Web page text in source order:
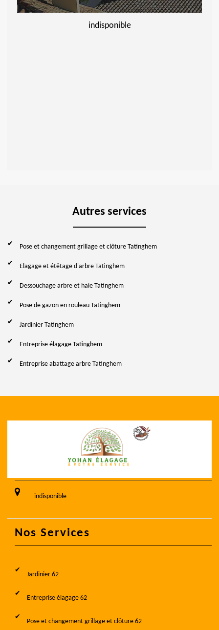
indisponible
Autres services
Pose et changement grillage et clôture Tatinghem
Elagage et étêtage d'arbre Tatinghem
Dessouchage arbre et haie Tatinghem
Pose de gazon en rouleau Tatinghem
Jardinier Tatinghem
Entreprise élagage Tatinghem
Entreprise abattage arbre Tatinghem
indisponible
Nos Services
Jardinier 62
Entreprise élagage 62
Pose et changement grillage et clôture 62